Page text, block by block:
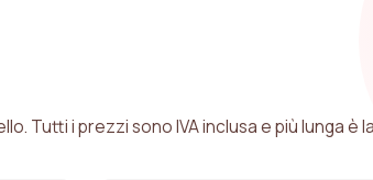
Tutti i prezzi sono IVA inclusa e più lunga è